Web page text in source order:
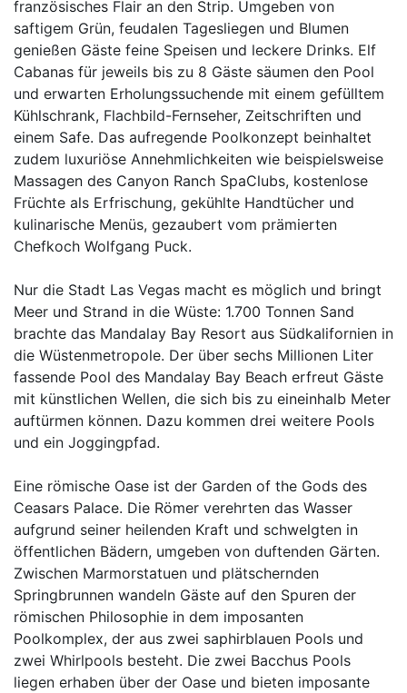
französisches Flair an den Strip. Umgeben von
saftigem Grün, feudalen Tagesliegen und Blumen
genießen Gäste feine Speisen und leckere Drinks. Elf
Cabanas für jeweils bis zu 8 Gäste säumen den Pool
und erwarten Erholungssuchende mit einem gefülltem
Kühlschrank, Flachbild-Fernseher, Zeitschriften und
einem Safe. Das aufregende Poolkonzept beinhaltet
zudem luxuriöse Annehmlichkeiten wie beispielsweise
Massagen des Canyon Ranch SpaClubs, kostenlose
Früchte als Erfrischung, gekühlte Handtücher und
kulinarische Menüs, gezaubert vom prämierten
Chefkoch Wolfgang Puck.
Nur die Stadt Las Vegas macht es möglich und bringt
Meer und Strand in die Wüste: 1.700 Tonnen Sand
brachte das Mandalay Bay Resort aus Südkalifornien in
die Wüstenmetropole. Der über sechs Millionen Liter
fassende Pool des Mandalay Bay Beach erfreut Gäste
mit künstlichen Wellen, die sich bis zu eineinhalb Meter
auftürmen können. Dazu kommen drei weitere Pools
und ein Joggingpfad.
Eine römische Oase ist der Garden of the Gods des
Ceasars Palace. Die Römer verehrten das Wasser
aufgrund seiner heilenden Kraft und schwelgten in
öffentlichen Bädern, umgeben von duftenden Gärten.
Zwischen Marmorstatuen und plätschernden
Springbrunnen wandeln Gäste auf den Spuren der
römischen Philosophie in dem imposanten
Poolkomplex, der aus zwei saphirblauen Pools und
zwei Whirlpools besteht. Die zwei Bacchus Pools
liegen erhaben über der Oase und bieten imposante